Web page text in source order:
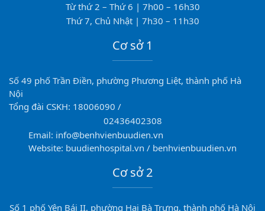
Từ thứ 2 – Thứ 6 | 7h00 – 16h30
Thứ 7, Chủ Nhật | 7h30 – 11h30
Cơ sở 1
Số 49 phố Trần Điền, phường Phương Liệt, thành phố Hà
Nội
Tổng đài CSKH: 18006090 /
02436402308
Email: info@benhvienbuudien.vn
Website: buudienhospital.vn / benhvienbuudien.vn
Cơ sở 2
Số 1 phố Yên Bái II, phường Hai Bà Trưng, thành phố Hà Nội